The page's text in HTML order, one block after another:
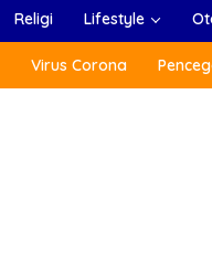
Religi Lifestyle
Virus Corona